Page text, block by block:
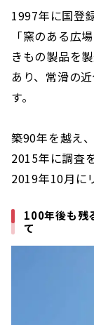
1997年に国登
「窯のある広
きもの製品を
あり、常滑の
す。
築90年を越え
2015年に調査
2019年10月に
100年後も残
て